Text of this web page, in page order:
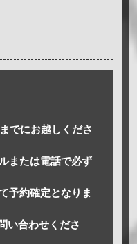
でにお越しくださ
または電話で必ず
予約確定となりま
い合わせくださ